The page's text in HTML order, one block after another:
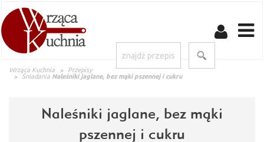
Wrząca Kuchnia
Przepisy
Śniadania Naleśniki jaglane, bez mąki pszennej i cukru
Naleśniki jaglane, bez mąki
pszennej i cukru